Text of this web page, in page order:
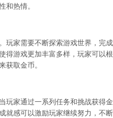
和热情。
玩家需要不断探索游戏世界，完成
得游戏更加丰富多样，玩家可以根
获取金币。
玩家通过一系列任务和挑战获得金
就感可以激励玩家继续努力，不断